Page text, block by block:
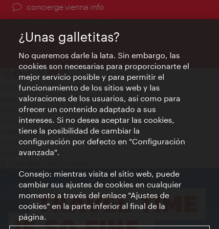
concierge.vienna.info
Contacto
Aviso legal
Política de privacidad de datos
Terms of Use
Accesibilidad
Contacto para la prensa
Ajustes de cookie
¿Unas galletitas?
No queremos darle la lata. Sin embargo, las
cookies son necesarias para proporcionarte el
mejor servicio posible y para permitir el
funcionamiento de los sitios web y las
valoraciones de los usuarios, así como para
ofrecer un contenido adaptado a sus
intereses. Si no desea aceptar las cookies,
tiene la posibilidad de cambiar la
configuración por defecto en "Configuración
avanzada".
Consejo: mientras visita el sitio web, puede
cambiar sus ajustes de cookies en cualquier
momento a través del enlace "Ajustes de
cookies" en la parte inferior al final de la
página.